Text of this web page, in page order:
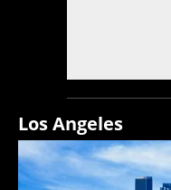
Los Angeles